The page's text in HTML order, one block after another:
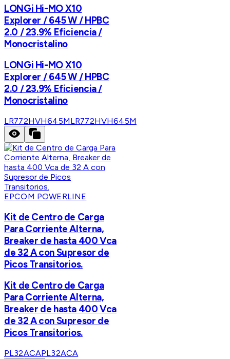
LONGi Hi-MO X10
Explorer / 645 W / HPBC
2.0 / 23.9% Eficiencia /
Monocristalino
LONGi Hi-MO X10
Explorer / 645 W / HPBC
2.0 / 23.9% Eficiencia /
Monocristalino
LR772HVH645MLR772HVH645M
EPCOM POWERLINE
Kit de Centro de Carga
Para Corriente Alterna,
Breaker de hasta 400 Vca
de 32 A con Supresor de
Picos Transitorios.
Kit de Centro de Carga
Para Corriente Alterna,
Breaker de hasta 400 Vca
de 32 A con Supresor de
Picos Transitorios.
PL32ACAPL32ACA